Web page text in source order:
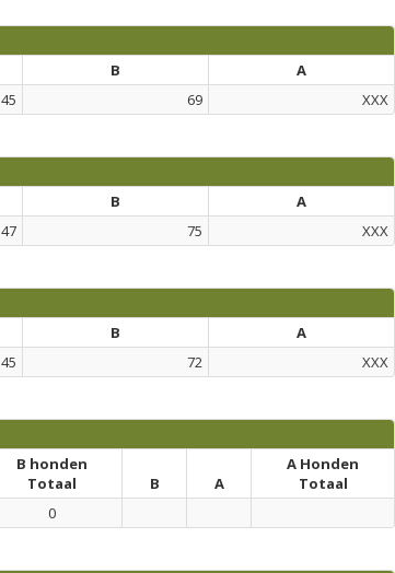
B
A
45 69 XXX
B
A
47 75 XXX
B
A
45 72 XXX
B honden
Totaal
B A
A Honden
Totaal
0